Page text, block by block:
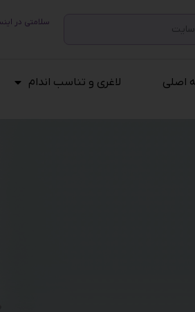
سلامتی در
اصلی لاغری و تناسب اندام